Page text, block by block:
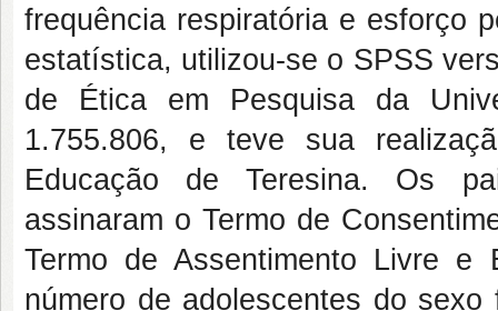
frequência respiratória e esforço
estatística, utilizou-se o SPSS
de Ética em Pesquisa da
1.755.806, e teve sua
Educação de Teresina. Os
assinaram o Termo de
Termo de Assentimento Livre e
número de adolescentes do